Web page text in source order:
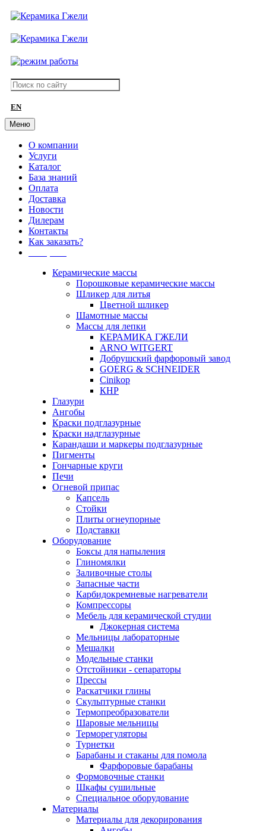
EN
Меню
О компании
Услуги
Каталог
База знаний
Оплата
Доставка
Новости
Дилерам
Контакты
Как заказать?
Керамические массы
Порошковые керамические массы
Шликер для литья
Цветной шликер
Шамотные массы
Массы для лепки
КЕРАМИКА ГЖЕЛИ
ARNO WITGERT
Добрушский фарфоровый завод
GOERG & SCHNEIDER
Cinikop
КНР
Глазури
Ангобы
Краски подглазурные
Краски надглазурные
Карандаши и маркеры подглазурные
Пигменты
Гончарные круги
Печи
Огневой припас
Капсель
Стойки
Плиты огнеупорные
Подставки
Оборудование
Боксы для напыления
Глиномялки
Заливочные столы
Запасные части
Карбидокремневые нагреватели
Компрессоры
Мебель для керамической студии
Джокерная система
Мельницы лабораторные
Мешалки
Модельные станки
Отстойники - сепараторы
Прессы
Раскатчики глины
Скульптурные станки
Термопреобразователи
Шаровые мельницы
Терморегуляторы
Турнетки
Барабаны и стаканы для помола
Фарфоровые барабаны
Формовочные станки
Шкафы сушильные
Специальное оборудование
Материалы
Материалы для декорирования